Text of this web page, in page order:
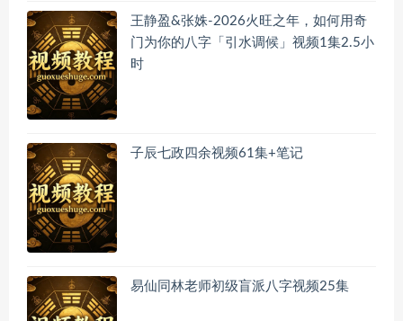
王静盈&张姝-2026火旺之年，如何用奇
门为你的八字「引水调候」视频1集2.5小
时
子辰七政四余视频61集+笔记
易仙同林老师初级盲派八字视频25集